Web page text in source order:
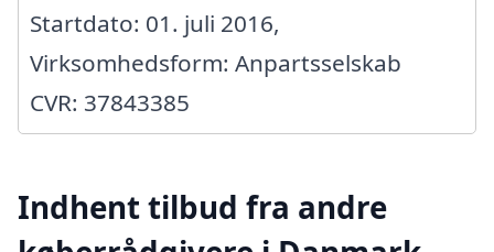
Startdato: 01. juli 2016,
Virksomhedsform: Anpartsselskab
CVR: 37843385
Indhent tilbud fra andre